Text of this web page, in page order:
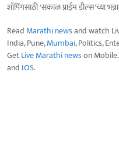
शॉपिंगसाठी 'सकाळ प्राईम डील्स'च्या
Read Marathi newsand watch
India, Pune,Mumbai, Politics,
GetLive Marathi newson
and IOS.